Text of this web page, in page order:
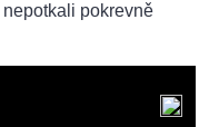
pokrevně